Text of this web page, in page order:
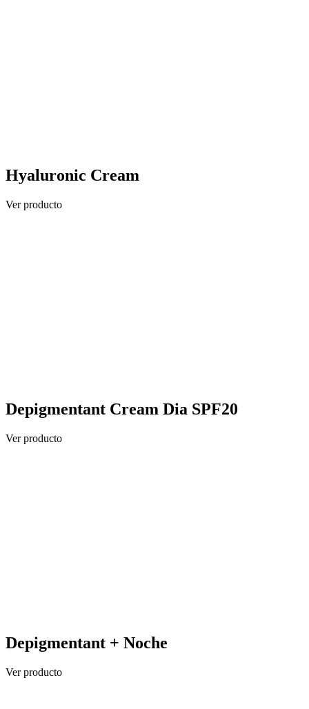
Hyaluronic Cream
Ver producto
Depigmentant Cream Dia SPF20
Ver producto
Depigmentant + Noche
Ver producto